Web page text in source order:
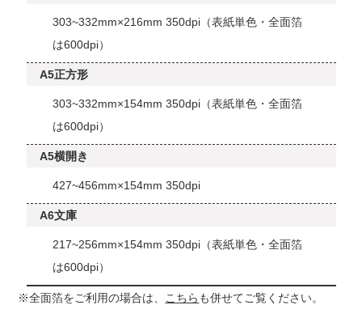
303~332mm×216mm 350dpi（表紙単色・全面箔
は600dpi）
A5正方形
303~332mm×154mm 350dpi（表紙単色・全面箔
は600dpi）
A5横開き
427~456mm×154mm 350dpi
A6文庫
217~256mm×154mm 350dpi（表紙単色・全面箔
は600dpi）
※全面箔をご利用の場合は、 こちら も併せてご覧ください。